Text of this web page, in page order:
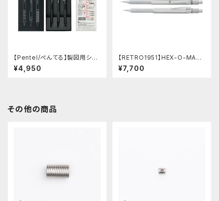
【Pentel/ぺんてる】製図用シャ
ープペンシル 60周年限定3本
セット
¥4,950
【RETRO1951】HEX-O-MATI
Cヘクソマティックシャープペン
シル (シルバー)
¥7,700
その他の商品